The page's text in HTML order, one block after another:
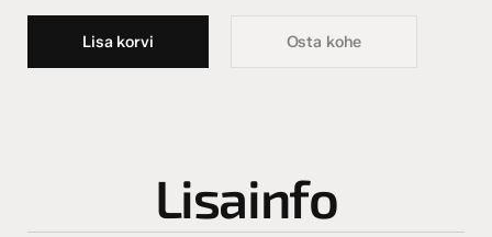
Lisa korvi Osta kohe
Lisainfo